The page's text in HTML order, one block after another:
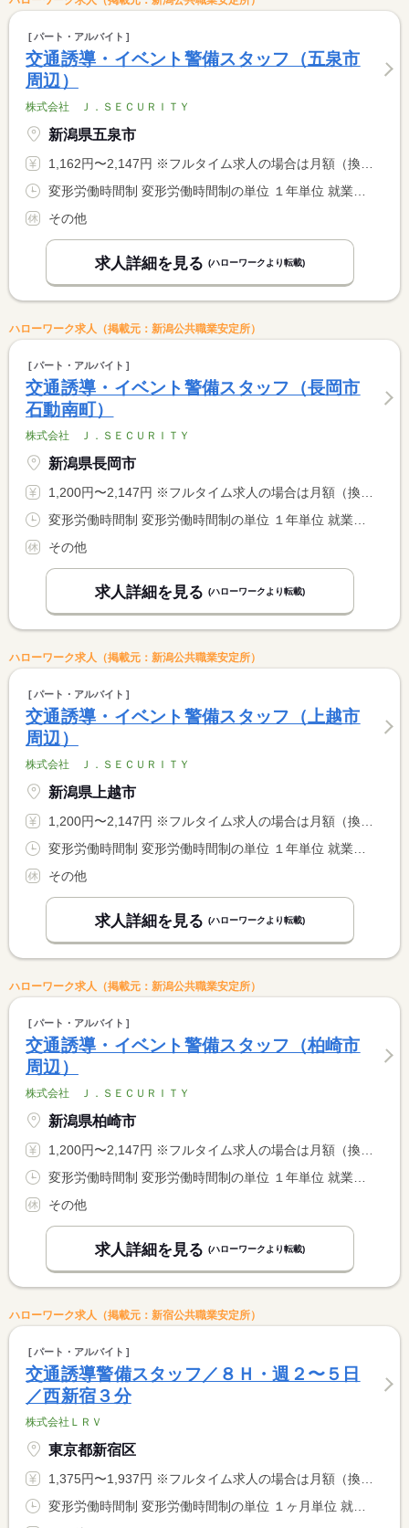
パート・アルバイト
交通誘導・イベント警備スタッフ（五泉市
周辺）
株式会社 Ｊ．ＳＥＣＵＲＩＴＹ
新潟県五泉市
1,162円〜2,147円 ※フルタイム求人の場合は月額（換算額）、パート求人の場合は時間額を表示しています。
変形労働時間制 変形労働時間制の単位 １年単位 就業時間１ 8時00分〜17時00分 就業時間２ 22時00分〜6時00分 就業時間に関する特記事項 ８時間稼働で１時間休憩 <BR> ６時間稼働で日給保証★
その他
求人詳細を見る (ハローワークより転載)
ハローワーク求人（掲載元：新潟公共職業安定所）
パート・アルバイト
交通誘導・イベント警備スタッフ（長岡市
石動南町）
株式会社 Ｊ．ＳＥＣＵＲＩＴＹ
新潟県長岡市
1,200円〜2,147円 ※フルタイム求人の場合は月額（換算額）、パート求人の場合は時間額を表示しています。
変形労働時間制 変形労働時間制の単位 １年単位 就業時間１ 8時00分〜17時00分 就業時間２ 22時00分〜6時00分 就業時間に関する特記事項 ８時間稼働で１時間休憩 <BR> ６時間稼働で日給保証★
その他
求人詳細を見る (ハローワークより転載)
ハローワーク求人（掲載元：新潟公共職業安定所）
パート・アルバイト
交通誘導・イベント警備スタッフ（上越市
周辺）
株式会社 Ｊ．ＳＥＣＵＲＩＴＹ
新潟県上越市
1,200円〜2,147円 ※フルタイム求人の場合は月額（換算額）、パート求人の場合は時間額を表示しています。
変形労働時間制 変形労働時間制の単位 １年単位 就業時間１ 8時00分〜17時00分 就業時間２ 22時00分〜6時00分 就業時間に関する特記事項 ８時間稼働で１時間休憩 <BR> ６時間稼働で日給保証★
その他
求人詳細を見る (ハローワークより転載)
ハローワーク求人（掲載元：新潟公共職業安定所）
パート・アルバイト
交通誘導・イベント警備スタッフ（柏崎市
周辺）
株式会社 Ｊ．ＳＥＣＵＲＩＴＹ
新潟県柏崎市
1,200円〜2,147円 ※フルタイム求人の場合は月額（換算額）、パート求人の場合は時間額を表示しています。
変形労働時間制 変形労働時間制の単位 １年単位 就業時間１ 8時00分〜17時00分 就業時間２ 22時00分〜6時00分 就業時間に関する特記事項 ８時間稼働で１時間休憩 <BR> ６時間稼働で日給保証★
その他
求人詳細を見る (ハローワークより転載)
ハローワーク求人（掲載元：新宿公共職業安定所）
パート・アルバイト
交通誘導警備スタッフ／８Ｈ・週２〜５日
／西新宿３分
株式会社ＬＲＶ
東京都新宿区
1,375円〜1,937円 ※フルタイム求人の場合は月額（換算額）、パート求人の場合は時間額を表示しています。
変形労働時間制 変形労働時間制の単位 １ヶ月単位 就業時間１ 8時00分〜17時00分 就業時間に関する特記事項 現場によって時間外労働が生じる場合がございます（残業代は全額 <BR> 実額支給）